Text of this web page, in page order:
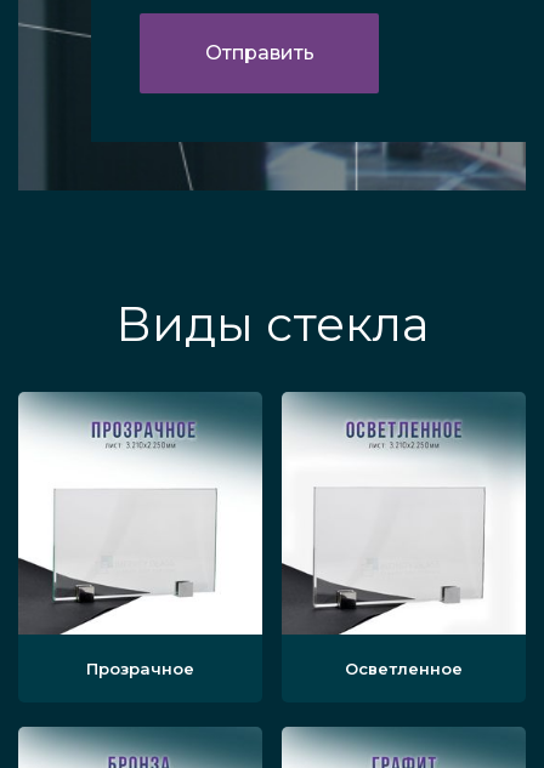
Виды стекла
Прозрачное Осветленное